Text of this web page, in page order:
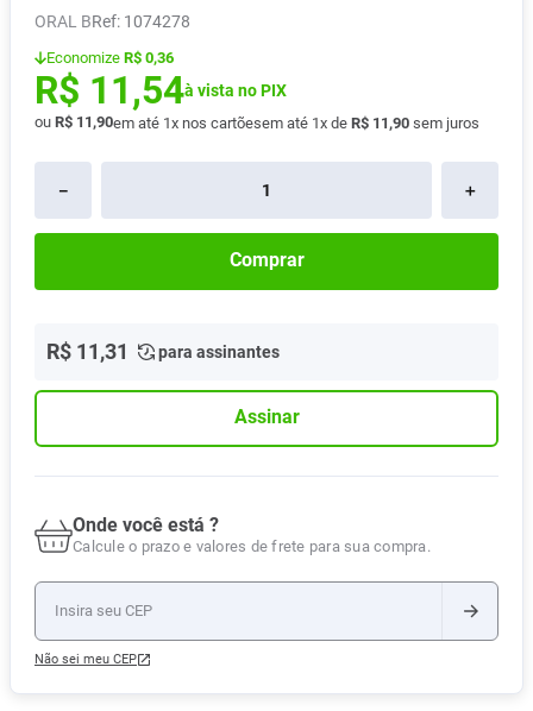
ORAL B : 1074278
Economize R$ 0,36
R$ 11,54à vista no PIX
ou R$ 11 ,90em até 1x nos cartõesem até 1x de R$ 11 ,90 sem juros
＋
－
Comprar
R$ 11,31 para assinantes
Assinar
Onde você está ?
Calcule o prazo e valores de frete para sua compra.
Não sei meu CEP
º Desodorante
8º Absorvente
9 Vitamina D
10 º Lavitan